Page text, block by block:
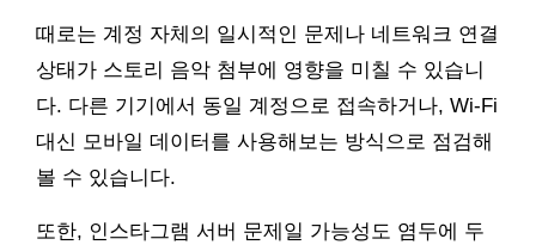
때로는 계정 자체의 일시적인 문제나 네트워크 연결
상태가 스토리 음악 첨부에 영향을 미칠 수 있습니
다. 다른 기기에서 동일 계정으로 접속하거나, Wi-Fi
대신 모바일 데이터를 사용해보는 방식으로 점검해
볼 수 있습니다.
또한, 인스타그램 서버 문제일 가능성도 염두에 두